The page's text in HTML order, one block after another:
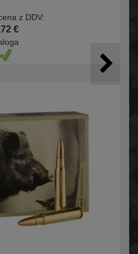
z DDV:
€